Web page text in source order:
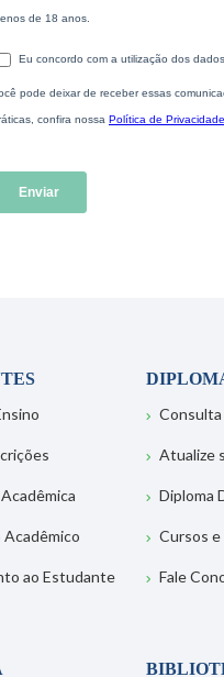
Acadêmico
ao Estudante
Consulta
Atualize
Diploma
Cursos
Fale